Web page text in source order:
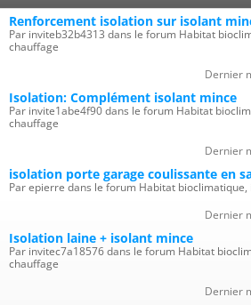
Renforcement isolation sur isolant
Par inviteb32b4313 dans le forum Habitat
chauffage
Dernier
Isolation: Complément isolant mince
Par invite1abe4f90 dans le forum Habitat
chauffage
Dernier
isolation porte garage coulissante en
Par epierre dans le forum Habitat
Dernier
Isolation laine + isolant mince
Par invitec7a18576 dans le forum Habitat
chauffage
Dernier